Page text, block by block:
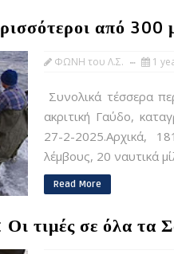
από 300
ΦΩΝΗ του Λ.Σ. 1
Συνολικά τέσσερα
ακριτική Γαύδο,
27-2-2025.Αρχικά,
λέμβους, 20 ναυτικά
Read More
τιμές σε όλα τα